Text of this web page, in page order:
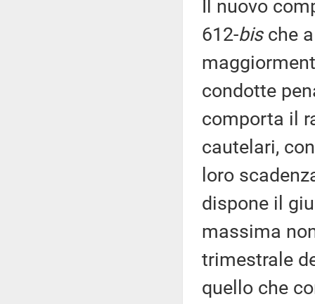
Il nuovo
612-bische
condotte
comporta il
cautelari,
loro
dispone il
massima
trimestrale
quello che